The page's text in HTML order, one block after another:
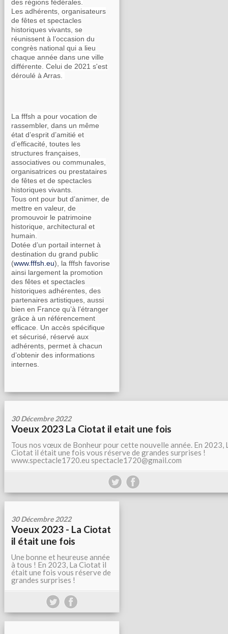
des régions fédérales.
Les adhérents, organisateurs
de fêtes et spectacles
historiques vivants, se
réunissent à l’occasion du
congrès national qui a lieu
chaque année dans une ville
différente. Celui de 2021 s'est
déroulé à Arras.
La fffsh a pour vocation de
rassembler, dans un même
état d’esprit d’amitié et
d’efficacité, toutes les
structures françaises,
associatives ou communales,
organisatrices ou prestataires
de fêtes et de spectacles
historiques vivants.
Tous ont pour but d’animer, de
mettre en valeur, de
promouvoir le patrimoine
historique, architectural et
humain.
Dotée d’un portail internet à
destination du grand public
(www.fffsh.eu), la fffsh favorise
ainsi largement la promotion
des fêtes et spectacles
historiques adhérentes, des
partenaires artistiques, aussi
bien en France qu’à l’étranger
grâce à un référencement
efficace. Un accès spécifique
et sécurisé, réservé aux
adhérents, permet à chacun
d’obtenir des informations
internes.
30 Décembre 2022
Voeux 2023 La Ciotat il etait une fois
Tous nos vœux de Bonheur pour cette nouvelle année. En 2023,
Ciotat il était une fois vous réserve de grandes surprises !
www.spectacle1720.eu spectacle1720@gmail.com
30 Décembre 2022
Voeux 2023 - La Ciotat
il était une fois
Une bonne et heureuse année
à tous ! En 2023, La Ciotat il
était une fois vous réserve de
grandes surprises !